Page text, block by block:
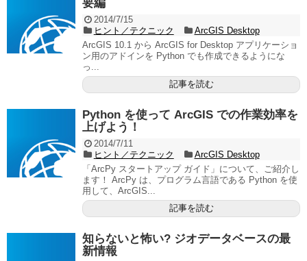
要編
2014/7/15
ヒント／テクニック
ArcGIS Desktop
ArcGIS 10.1 から ArcGIS for Desktop アプリケーショ
ン用のアドインを Python でも作成できるようにな
っ...
記事を読む
Python を使って ArcGIS での作業効率を
上げよう！
2014/7/11
ヒント／テクニック
ArcGIS Desktop
「ArcPy スタートアップ ガイド」について、ご紹介し
ます！ ArcPy は、プログラム言語である Python を使
用して、ArcGIS...
記事を読む
知らないと怖い? ジオデータベースの最
新情報